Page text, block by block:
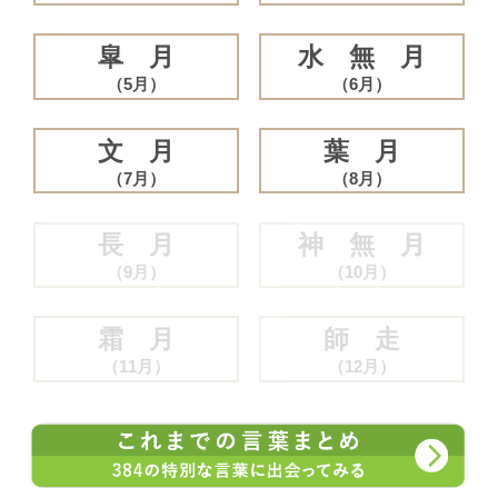
皐 月
（5月）
水 無 月
（6月）
文 月
（7月）
葉 月
（8月）
長 月
（9月）
神 無 月
（10月）
霜 月
（11月）
師 走
（12月）